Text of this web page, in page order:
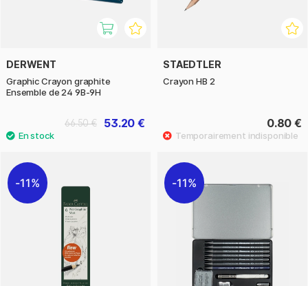
DERWENT
Graphic Crayon graphite
Ensemble de 24 9B-9H
53.20 €
66.50 €
STAEDTLER
Crayon HB 2
0.80 €
11% 11%